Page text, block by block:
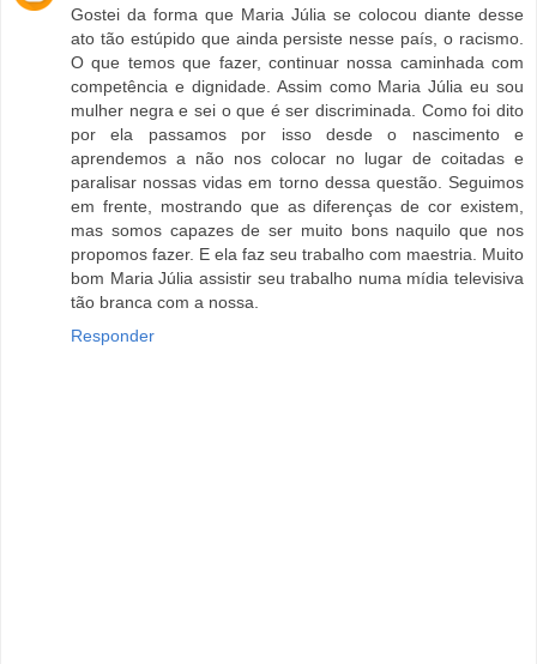
Gostei da forma que Maria Júlia se colocou diante desse
ato tão estúpido que ainda persiste nesse país, o racismo.
O que temos que fazer, continuar nossa caminhada com
competência e dignidade. Assim como Maria Júlia eu sou
mulher negra e sei o que é ser discriminada. Como foi dito
por ela passamos por isso desde o nascimento e
aprendemos a não nos colocar no lugar de coitadas e
paralisar nossas vidas em torno dessa questão. Seguimos
em frente, mostrando que as diferenças de cor existem,
mas somos capazes de ser muito bons naquilo que nos
propomos fazer. E ela faz seu trabalho com maestria. Muito
bom Maria Júlia assistir seu trabalho numa mídia televisiva
tão branca com a nossa.
Responder